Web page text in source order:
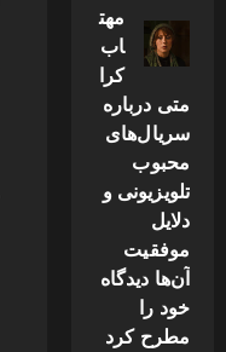
مهت
اب
کرا
متی درباره
سریال‌های
محبوب
تلویزیونی و
دلایل
موفقیت
آن‌ها دیدگاه
خود را
مطرح کرد